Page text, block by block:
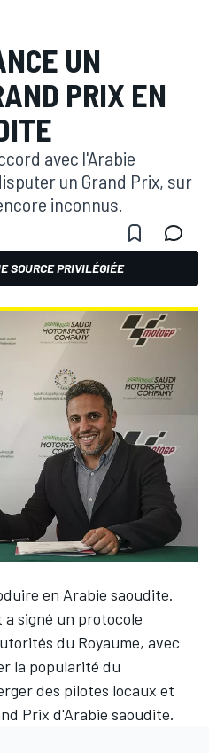
UN
PRIX EN
avec l'Arabie
un Grand Prix, sur
inconnus.
SOURCE PRIVILÉGIÉE
en Arabie saoudite.
signé un protocole
du Royaume, avec
la popularité du
des pilotes locaux et
Prix d'Arabie saoudite.